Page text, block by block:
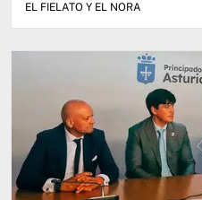
EL FIELATO Y EL NORA